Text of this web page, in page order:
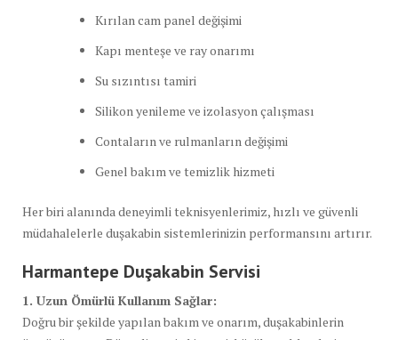
Kırılan cam panel değişimi
Kapı menteşe ve ray onarımı
Su sızıntısı tamiri
Silikon yenileme ve izolasyon çalışması
Contaların ve rulmanların değişimi
Genel bakım ve temizlik hizmeti
Her biri alanında deneyimli teknisyenlerimiz, hızlı ve güvenli
müdahalelerle duşakabin sistemlerinizin performansını artırır.
Harmantepe Duşakabin Servisi
1. Uzun Ömürlü Kullanım Sağlar:
Doğru bir şekilde yapılan bakım ve onarım, duşakabinlerin